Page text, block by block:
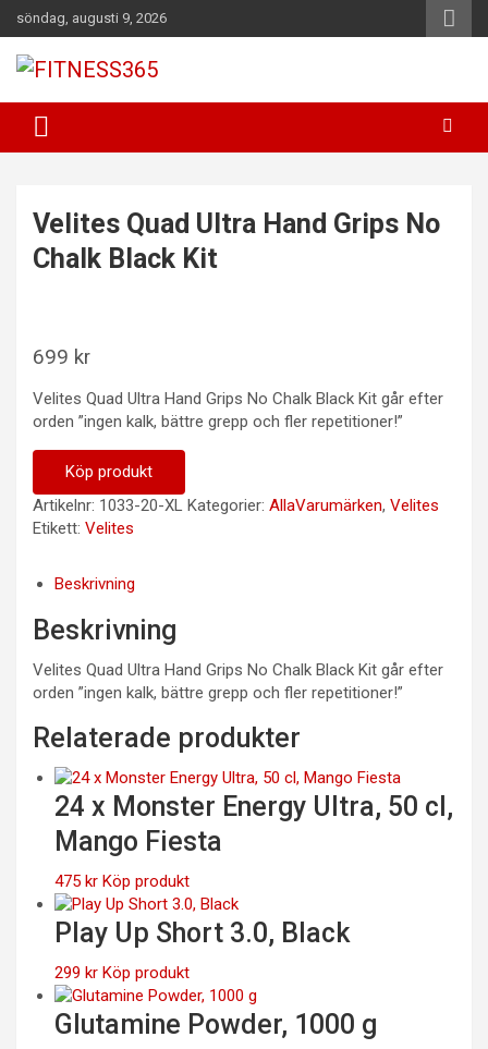
Hoppa
till
innehåll
söndag, augusti 9, 2026
FITNESS365
Velites Quad Ultra Hand Grips No
Chalk Black Kit
699 kr
Velites Quad Ultra Hand Grips No Chalk Black Kit går efter
orden ”ingen kalk, bättre grepp och fler repetitioner!”
Köp produkt
Artikelnr: 1033-20-XL Kategorier: AllaVarumärken, Velites
Etikett: Velites
Beskrivning
Beskrivning
Velites Quad Ultra Hand Grips No Chalk Black Kit går efter
orden ”ingen kalk, bättre grepp och fler repetitioner!”
Relaterade produkter
24 x Monster Energy Ultra, 50 cl,
Mango Fiesta
475 kr Köp produkt
Play Up Short 3.0, Black
299 kr Köp produkt
Glutamine Powder, 1000 g